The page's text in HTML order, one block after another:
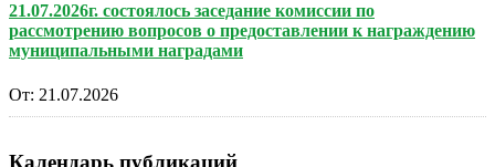
21.07.2026г. состоялось заседание комиссии по
рассмотрению вопросов о предоставлении к награждению
муниципальными наградами
От: 21.07.2026
Календарь публикаций